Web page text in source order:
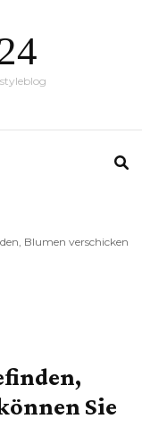
Blumen verschicken
Sie